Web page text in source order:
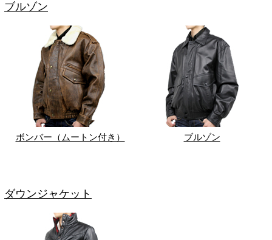
ブルゾン
ボンバー（ムートン付き） ブルゾン
ダウンジャケット